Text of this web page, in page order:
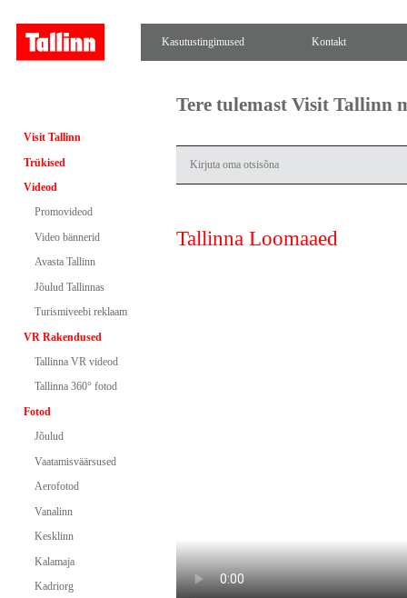
Kasutustingimused Kontakt
Visit Tallinn
Trükised
Videod
Promovideod
Video bännerid
Avasta Tallinn
Jõulud Tallinnas
Turismiveebi reklaam
VR Rakendused
Tallinna VR videod
Tallinna 360° fotod
Fotod
Jõulud
Vaatamisväärsused
Aerofotod
Vanalinn
Kesklinn
Kalamaja
Kadriorg
Tere tulemast Visit Tallinn
Tallinna Loomaaed